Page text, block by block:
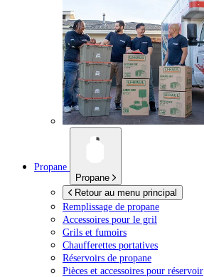
Propane
Propane
Retour au menu principal
Remplissage de propane
Accessoires pour le gril
Grils et fumoirs
Chaufferettes portatives
Réservoirs de propane
Pièces et accessoires pour réservoir